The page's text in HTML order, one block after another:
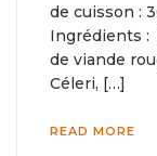
de cuisson :
Ingrédients :
de viande
Céleri, […]
READ MORE